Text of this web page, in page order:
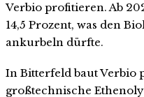
Verbio profitieren. Ab
14,5 Prozent, was den
ankurbeln dürfte.
In Bitterfeld baut Verbio
großtechnische